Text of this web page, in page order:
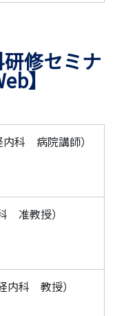
修セミナ
】
科 病院講師）
准教授）
内科 教授）